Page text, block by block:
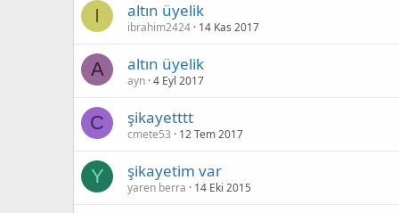
I altın üyelik
ibrahim2424 14 Kas 2017
A altın üyelik
ayn 4 Eyl 2017
C şikayetttt
cmete53 12 Tem 2017
Y şikayetim var
yaren berra 14 Eki 2015